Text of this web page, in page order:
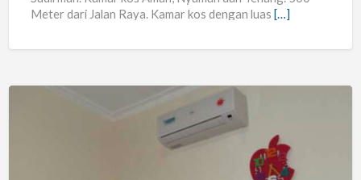
Meter dari Jalan Raya. Kamar kos dengan luas […]